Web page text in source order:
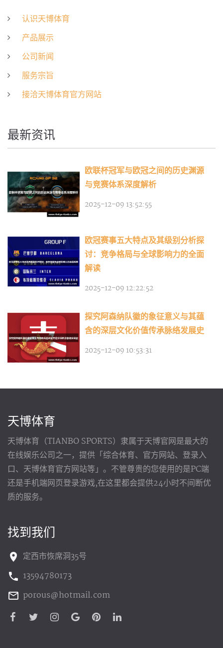
认识天博体育
产品展示
公司新闻
服务宗旨
接洽天博体育官方网站
最新资讯
欧联杯冠军与欧冠之间的历史渊源
与竞赛体系深度解析
2025-12-09 13:52:55
欧冠赛事五大特点及其级别分析探
讨：竞争格局与全球影响力的全面
解读
2025-12-09 12:22:52
探究阿森纳队徽的象征意义与其蕴
含的深层文化价值传承脉络发展史
2025-12-09 10:53:31
天博体育
天博体育（TIANBO SPORTS）隶属于天博官网是最大的
在线娱乐公司之一，提供「综合体育、官方网站、登录入
口、天博体育官方网站等」。不管尊贵的您使用的是PC端
还是手机端网页登录游戏,在这里都会提供24小时不间断优
质的服务。
找到我们
定西市恢席洞35号
13594780173
porous@hotmail.com